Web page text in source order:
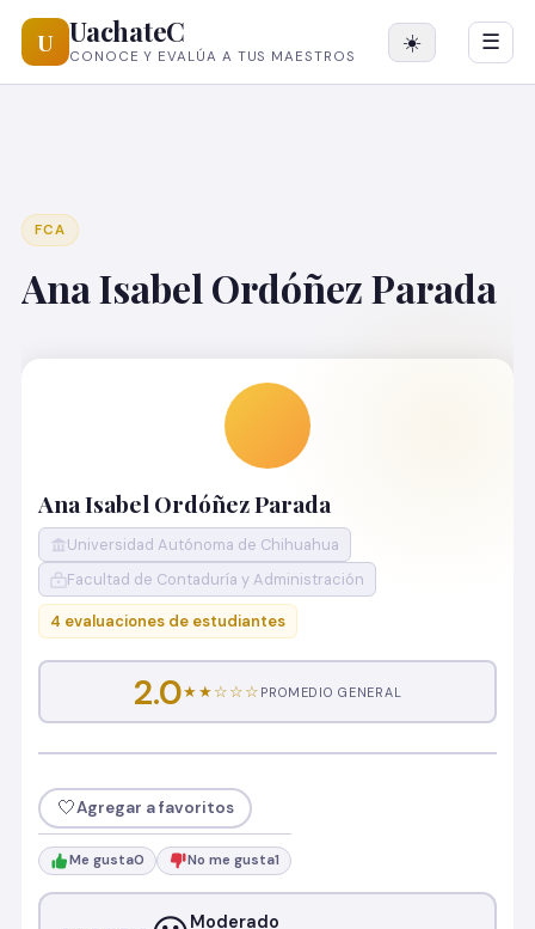
U UachateC
CONOCE Y EVALÚA A TUS MAESTROS
☀️ ☰
FCA
‪Ana Isabel Ordóñez Parada‬
‪Ana Isabel Ordóñez Parada‬
Universidad Autónoma de Chihuahua
Facultad de Contaduría y Administración
4 evaluaciones de estudiantes
2.0★★☆☆☆ PROMEDIO GENERAL
🤍Agregar a favoritos
Me gusta0 No me gusta1
Moderado